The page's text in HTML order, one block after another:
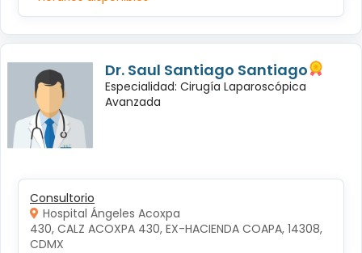
Dr. Saul Santiago Santiago
Especialidad: Cirugía Laparoscópica
Avanzada
Consultorio
Hospital Ángeles Acoxpa
430, CALZ ACOXPA 430, EX-HACIENDA COAPA, 14308,
CDMX